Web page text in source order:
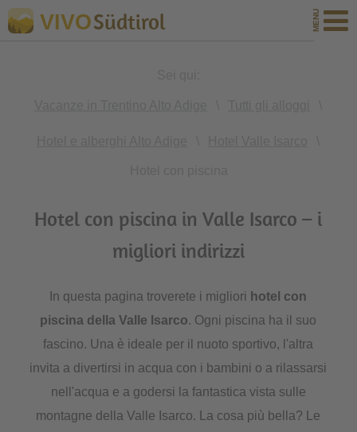
VIVOSüdtirol
Hotel con piscina in Valle Isarco – i
migliori indirizzi
In questa pagina troverete i migliori hotel con
piscina della Valle Isarco. Ogni piscina ha il suo
fascino. Una è ideale per il nuoto sportivo, l'altra
invita a divertirsi in acqua con i bambini o a rilassarsi
nell'acqua e a godersi la fantastica vista sulle
montagne della Valle Isarco. La cosa più bella? Le